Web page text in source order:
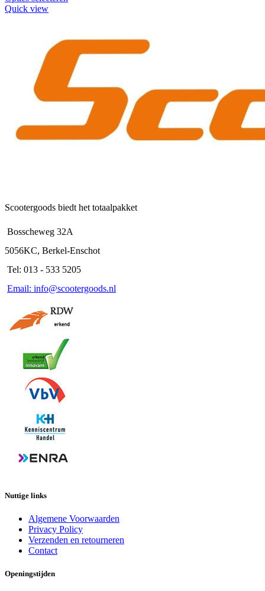
Quick view
Scootergoods biedt het totaalpakket
Bosscheweg 32A
5056KC, Berkel-Enschot
Tel: 013 - 533 5205
Email: info@scootergoods.nl
Nuttige links
Algemene Voorwaarden
Privacy Policy
Verzenden en retourneren
Contact
Openingstijden